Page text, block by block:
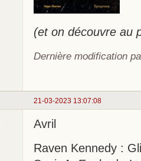
(et on découvre au
Dernière modification
21-03-2023 13:07:08
Avril
Raven Kennedy :